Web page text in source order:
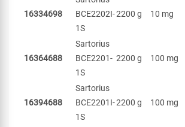
16334698
BCE2202I-
1S
2200 g 10 mg
16364688
Sartorius
BCE2201-
1S
2200 g 100 mg
16394688
Sartorius
BCE2201I-
1S
2200 g 100 mg